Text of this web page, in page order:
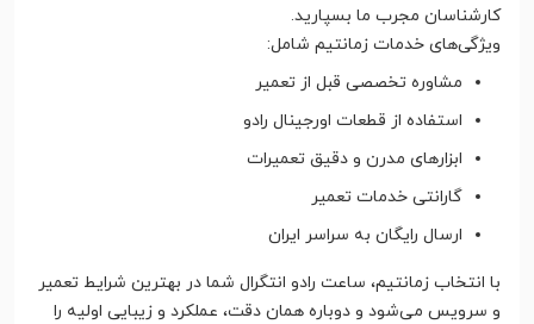
کارشناسان مجرب ما بسپارید.
ویژگی‌های خدمات زمانتیم شامل:
مشاوره تخصصی قبل از تعمیر
استفاده از قطعات اورجینال رادو
ابزارهای مدرن و دقیق تعمیرات
گارانتی خدمات تعمیر
ارسال رایگان به سراسر ایران
با انتخاب زمانتیم، ساعت رادو انتگرال شما در بهترین شرایط تعمیر
و سرویس می‌شود و دوباره همان دقت، عملکرد و زیبایی اولیه را